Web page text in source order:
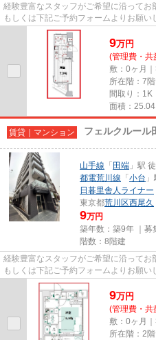
経験豊富なスタッフがご希望に沿って
もしくは下記ご予約フォームよりお願い
9万円
(管理費・共
敷：0ヶ月
所在階：7階
間取り：1K
面積：25.04
賃貸｜マンション フェルクルール
山手線 「 田端 」駅
都電荒川線 「 小台
日暮里舎人ライナー
東京都荒川区西尾久
9万円
築年数：築9年 ｜募
階数：8階建
経験豊富なスタッフがご希望に沿って
もしくは下記ご予約フォームよりお願い
9万円
(管理費・共
敷：0ヶ月
所在階：2階